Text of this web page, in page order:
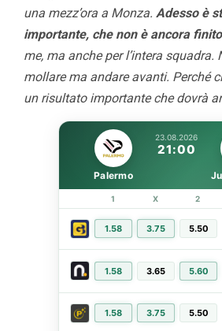
una mezz’ora a Monza. Adesso è
importante, che non è ancora finito
me, ma anche per l’intera squadra.
mollare ma andare avanti. Perché
un risultato importante che dovrà
23.08.2026
21:00
Palermo
1 X 2
1.58 3.75 5.50
1.58 3.65 5.60
1.58 3.75 5.50